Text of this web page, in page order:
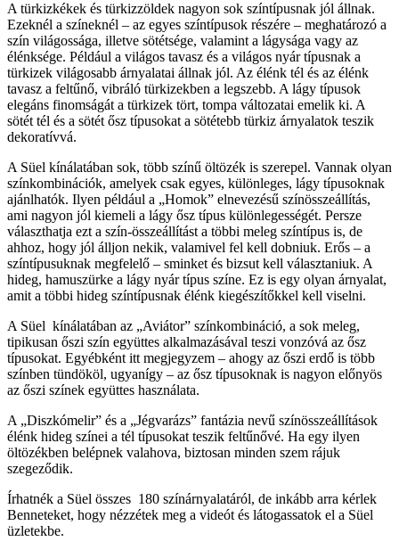
A türkizkékek és türkizzöldek nagyon sok színtípusnak jól állnak.
Ezeknél a színeknél – az egyes színtípusok részére – meghatározó a
szín világossága, illetve sötétsége, valamint a lágysága vagy az
élénksége. Például a világos tavasz és a világos nyár típusnak a
türkizek világosabb árnyalatai állnak jól. Az élénk tél és az élénk
tavasz a feltűnő, vibráló türkizekben a legszebb. A lágy típusok
elegáns finomságát a türkizek tört, tompa változatai emelik ki. A
sötét tél és a sötét ősz típusokat a sötétebb türkiz árnyalatok teszik
dekoratívvá.
A Süel kínálatában sok, több színű öltözék is szerepel. Vannak olyan
színkombinációk, amelyek csak egyes, különleges, lágy típusoknak
ajánlhatók. Ilyen például a „Homok” elnevezésű színösszeállítás,
ami nagyon jól kiemeli a lágy ősz típus különlegességét. Persze
választhatja ezt a szín-összeállítást a többi meleg színtípus is, de
ahhoz, hogy jól álljon nekik, valamivel fel kell dobniuk. Erős – a
színtípusuknak megfelelő – sminket és bizsut kell választaniuk. A
hideg, hamuszürke a lágy nyár típus színe. Ez is egy olyan árnyalat,
amit a többi hideg színtípusnak élénk kiegészítőkkel kell viselni.
A Süel kínálatában az „Aviátor” színkombináció, a sok meleg,
tipikusan őszi szín együttes alkalmazásával teszi vonzóvá az ősz
típusokat. Egyébként itt megjegyzem – ahogy az őszi erdő is több
színben tündököl, ugyanígy – az ősz típusoknak is nagyon előnyös
az őszi színek együttes használata.
A „Diszkómelir” és a „Jégvarázs” fantázia nevű színösszeállítások
élénk hideg színei a tél típusokat teszik feltűnővé. Ha egy ilyen
öltözékben belépnek valahova, biztosan minden szem rájuk
szegeződik.
Írhatnék a Süel összes 180 színárnyalatáról, de inkább arra kérlek
Benneteket, hogy nézzétek meg a videót és látogassatok el a Süel
üzletekbe.